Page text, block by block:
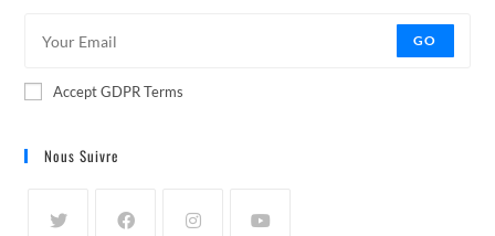
GO
Accept GDPR Terms
Nous Suivre